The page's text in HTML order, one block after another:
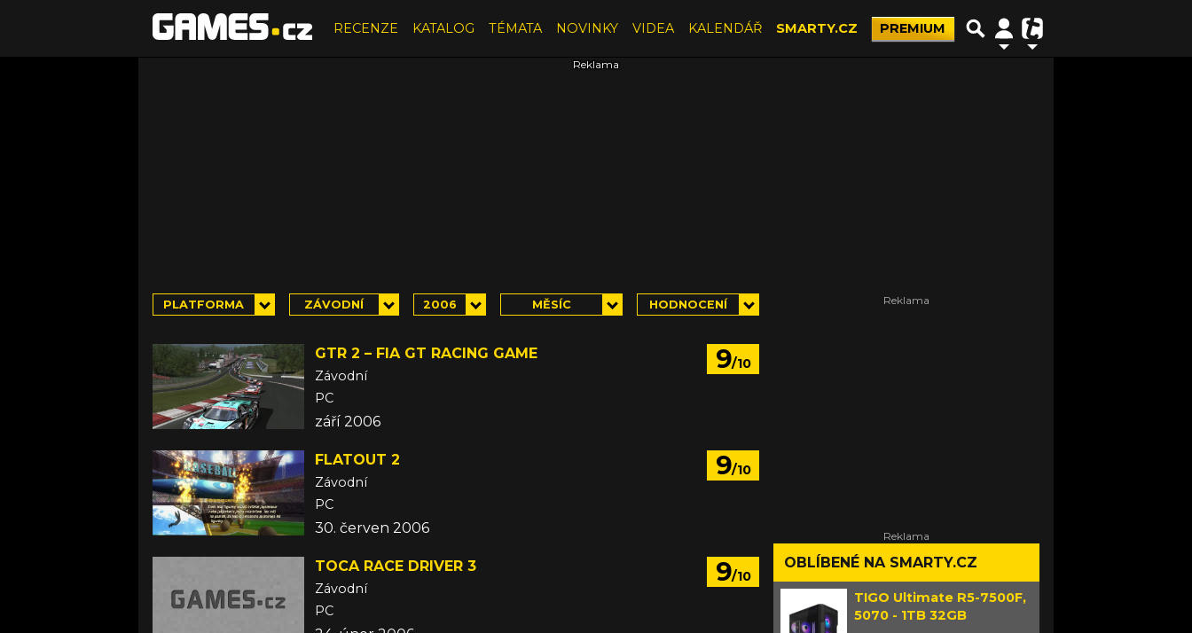
RECENZE KATALOG TÉMATA NOVINKY VIDEA KALENDÁŘ SMARTY.CZ PREMIUM
PLATFORMA ZÁVODNÍ 2006 MĚSÍC HODNOCENÍ
9/10
GTR 2 – FIA GT RACING GAME
Závodní
PC
září 2006
9/10
FLATOUT 2
Závodní
PC
30. červen 2006
9/10
TOCA RACE DRIVER 3
Závodní
PC
OBLÍBENÉ NA SMARTY.CZ
TIGO Ultimate R5-7500F,
5070 - 1TB 32GB